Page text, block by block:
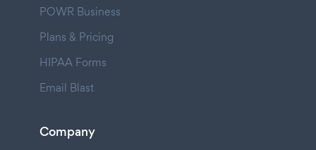
POWR Business
Plans & Pricing
HIPAA Forms
Email Blast
Company